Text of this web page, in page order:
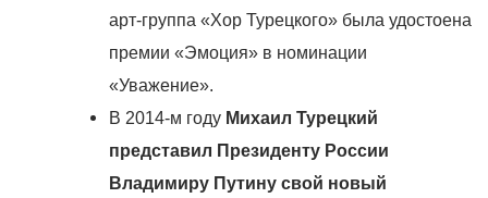
арт-группа «Хор Турецкого» была удостоена
премии «Эмоция» в номинации
«Уважение».
В 2014-м году Михаил Турецкий
представил Президенту России
Владимиру Путину свой новый